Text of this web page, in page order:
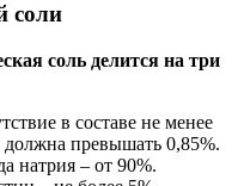
соли
соль делится на три
в составе не менее
превышать 0,85%.
натрия – от 90%.